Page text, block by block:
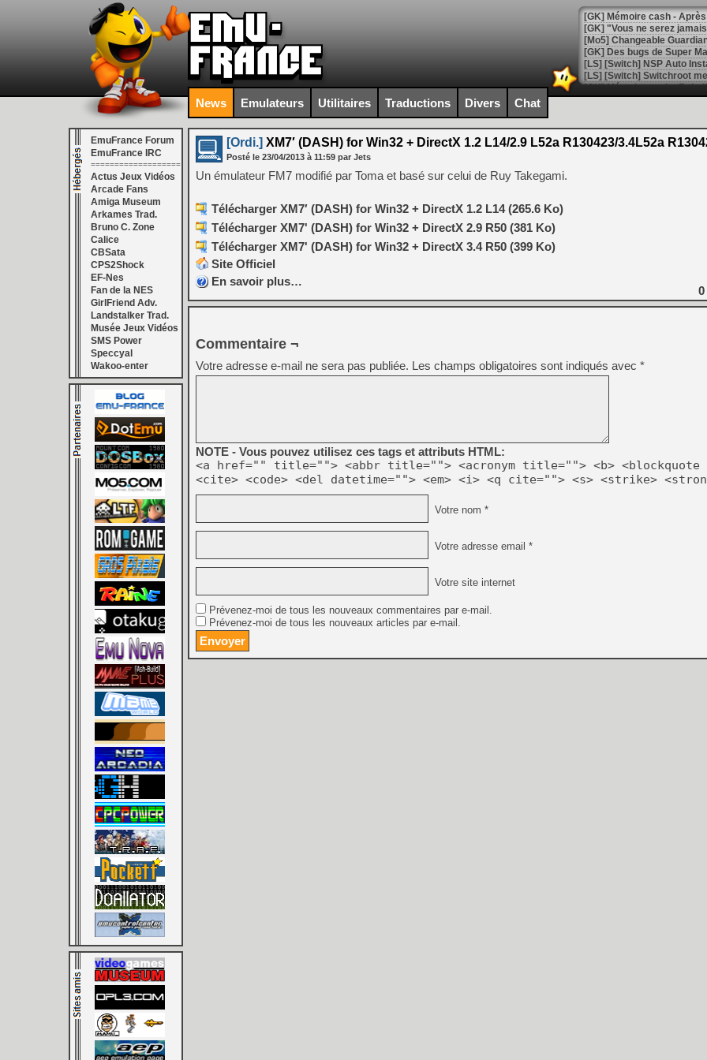
[GK] Mémoire cash -
[GK] "Vous ne serez
[Mo5] Changeable
[GK] Des bugs de Super
[LS] [Switch] NSP Auto
[GK] La saga horrifique
[GK] Le portage de Super
[Mo5] Le jeu de course
[GK] Guillermo del Toro
[GK] Mistfall Hunter : déjà
[GK] Wo Long 2 évolue
[GK] Crossfire : un TPS à
[LS] [PS5] Premiers
[Mo5] DOOM arrive en
[GK] Bethesda fête les 30
[GK] Roblox : l'action en
[GK] Agenda - GeForce
[GK] Devolver Digital en a
[LS] [PS5] ps5-y2jb-
[GK] Pourquoi Marvel
[GK] Test : Restory : Chill
[GK] GTA 6 : Rockstar
[GK] Hot Wheels Infinite
[GK] Mémoire cash -
[GK] Résultats Nintendo :
[GK] Dans ce jeu de
News Emulateurs Utilitaires Traductions Divers Chat
EmuFrance Forum
EmuFrance IRC
===================
Actus Jeux Vidéos
Arcade Fans
Amiga Museum
Arkames Trad.
Bruno C. Zone
Calice
CBSata
CPS2Shock
EF-Nes
Fan de la NES
GirlFriend Adv.
Landstalker Trad.
Musée Jeux Vidéos
SMS Power
Speccyal
Wakoo-enter
[Ordi.] XM7′ (DASH) for Win32 + DirectX 1.2 L14/2.9 L52a R130423/3.4L52a
Posté le 23/04/2013 à 11:59 par Jets
Un émulateur FM7 modifié par Toma et basé sur celui de Ruy Takegami.
Télécharger XM7′ (DASH) for Win32 + DirectX 1.2 L14 (265.6 Ko)
Télécharger XM7' (DASH) for Win32 + DirectX 2.9 R50 (381 Ko)
Télécharger XM7' (DASH) for Win32 + DirectX 3.4 R50 (399 Ko)
Site Officiel
En savoir plus…
0
Commentaire ¬
Votre adresse e-mail ne sera pas publiée. Les champs obligatoires sont indiqués avec *
NOTE - Vous pouvez utilisez ces tags et attributs HTML:
<a href="" title=""> <abbr title=""> <acronym title=""> <b> <blockquote
<cite> <code> <del datetime=""> <em> <i> <q cite=""> <s> <strike>
Votre nom *
Votre adresse email *
Votre site internet
Prévenez-moi de tous les nouveaux commentaires par e-mail.
Prévenez-moi de tous les nouveaux articles par e-mail.